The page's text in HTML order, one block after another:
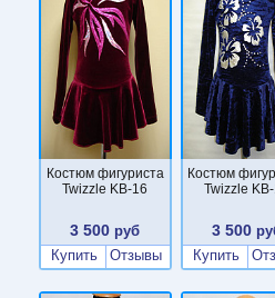
Костюм фигуриста
Twizzle KB-16
3 500 руб
Купить
Отзывы
Костюм
Twizzle
3 500
Купить